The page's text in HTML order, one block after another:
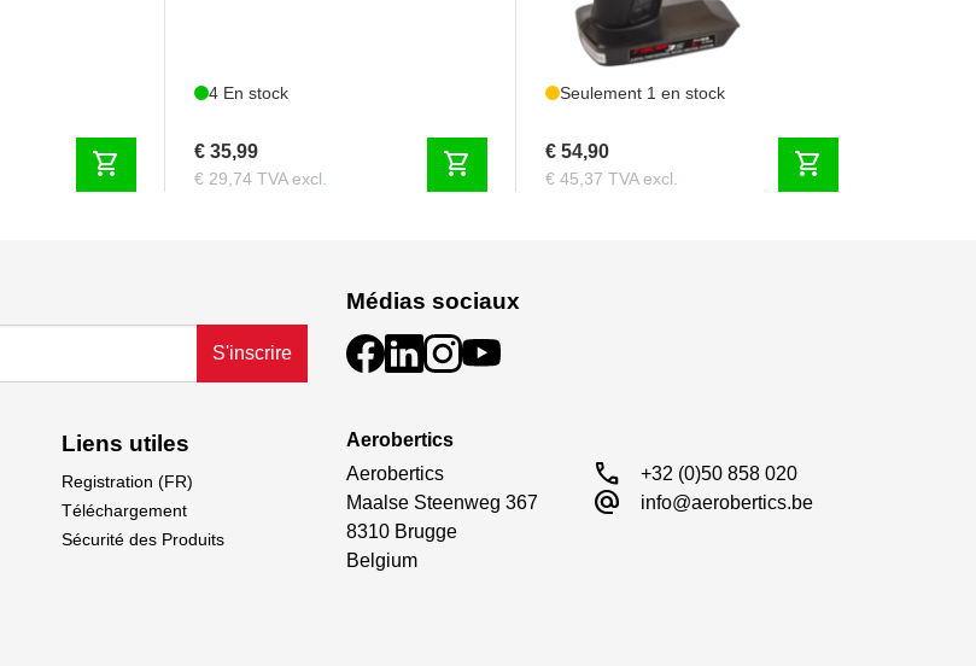
shopping_cart
4 En stock
€ 35,99
€ 29,74 TVA excl. shopping_cart
Seulement 1 en stock
€ 54,90
€ 45,37 TVA excl. shopping_cart
S'inscrire
Médias sociaux
Liens utiles
Registration (FR)
Téléchargement
Sécurité des Produits
Aerobertics
Aerobertics
Maalse Steenweg 367
8310 Brugge
Belgium
call +32 (0)50 858 020
alternate_email info@aerobertics.be